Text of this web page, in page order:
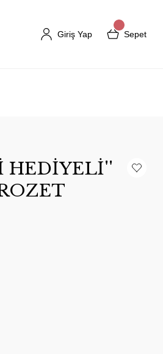
Giriş Yap Sepet
HEDİYELİ''